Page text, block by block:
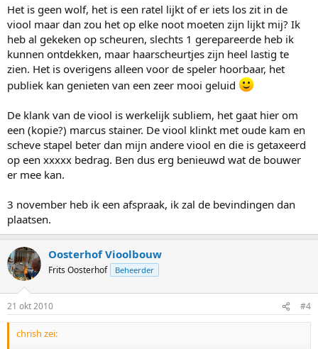
Het is geen wolf, het is een ratel lijkt of er iets los zit in de
viool maar dan zou het op elke noot moeten zijn lijkt mij? Ik
heb al gekeken op scheuren, slechts 1 gerepareerde heb ik
kunnen ontdekken, maar haarscheurtjes zijn heel lastig te
zien. Het is overigens alleen voor de speler hoorbaar, het
publiek kan genieten van een zeer mooi geluid
De klank van de viool is werkelijk subliem, het gaat hier om
een (kopie?) marcus stainer. De viool klinkt met oude kam en
scheve stapel beter dan mijn andere viool en die is getaxeerd
op een xxxxx bedrag. Ben dus erg benieuwd wat de bouwer
er mee kan.
3 november heb ik een afspraak, ik zal de bevindingen dan
plaatsen.
Oosterhof Vioolbouw
Frits Oosterhof Beheerder
21 okt 2010 #4
chrish zei: